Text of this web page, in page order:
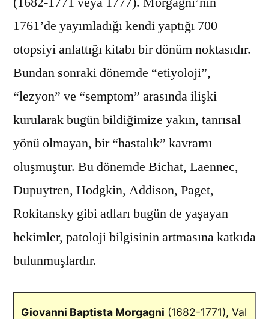
1761’de yayımladığı kendi yaptığı 700
otopsiyi anlattığı kitabı bir dönüm noktasıdır.
Bundan sonraki dönemde “etiyoloji”,
“lezyon” ve “semptom” arasında ilişki
kurularak bugün bildiğimize yakın, tanrısal
yönü olmayan, bir “hastalık” kavramı
oluşmuştur. Bu dönemde Bichat, Laennec,
Dupuytren, Hodgkin, Addison, Paget,
Rokitansky gibi adları bugün de yaşayan
hekimler, patoloji bilgisinin artmasına katkıda
bulunmuşlardır.
Giovanni Baptista Morgagni (1682-1771), Val